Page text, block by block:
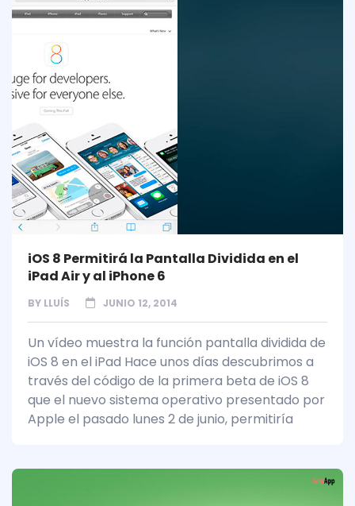
iOS 8 Permitirá la Pantalla Dividida en el
iPad Air y al iPhone 6
BY LLUÍS JUNIO 12, 2014
Un vídeo muestra la función pantalla dividida de
iOS 8 en el iPad Hace unos días descubrimos a
través del código de la primera beta de iOS 8
que el nuevo sistema operativo presentado por
Apple el pasado lunes 2 de junio, permitiría